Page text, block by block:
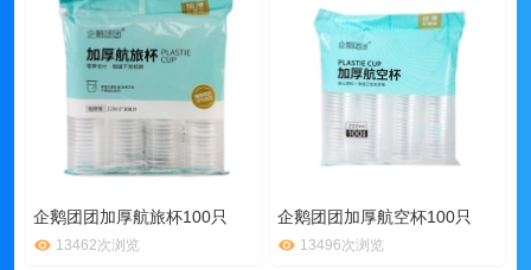
企鹅团团加厚航旅杯100只
13462次浏览
企鹅团团加厚航空杯100只
13496次浏览